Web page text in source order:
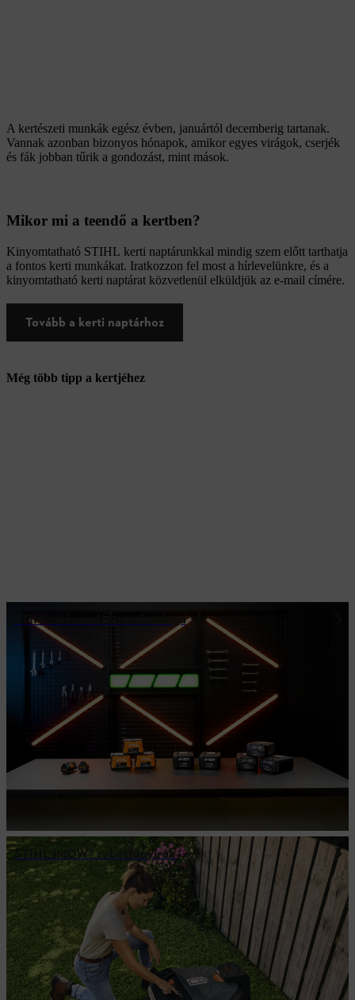
A kertészeti munkák egész évben, januártól decemberig tartanak.
Vannak azonban bizonyos hónapok, amikor egyes virágok, cserjék
és fák jobban tűrik a gondozást, mint mások.
Mikor mi a teendő a kertben?
Kinyomtatható STIHL kerti naptárunkkal mindig szem előtt tarthatja
a fontos kerti munkákat. Iratkozzon fel most a hírlevelünkre, és a
kinyomtatható kerti naptárat közvetlenül elküldjük az e-mail címére.
Tovább a kerti naptárhoz
Még több tipp a kertjéhez
STIHL akkumulátortechnológa
STIHL iMOW® robotfűnyírók